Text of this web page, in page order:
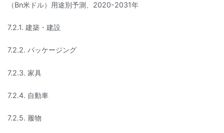
（Bn米ドル）用途別予測、2020-2031年
7.2.1. 建築・建設
7.2.2. パッケージング
7.2.3. 家具
7.2.4. 自動車
7.2.5. 履物